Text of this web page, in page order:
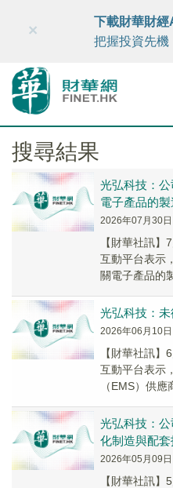
財華智庫網 FINTV
×
下載財華財經
把握投資先機
搜尋結果
光弘科技：
電子產品的製
2026年07月30
【財華社訊
互動平台表示
關電子產品的
光弘科技：
2026年06月10
【財華社訊
互動平台表示
（EMS）供
光弘科技：
化制造與配套
2026年05月09
【財華社訊